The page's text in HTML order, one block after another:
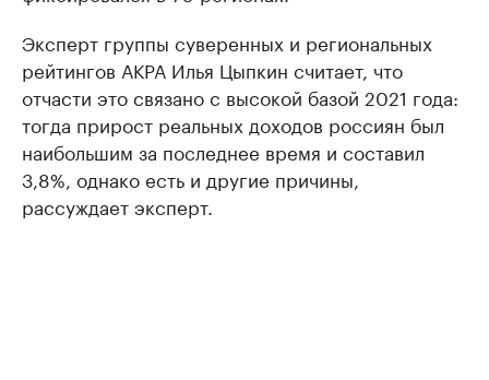
Эксперт группы суверенных и региональных
рейтингов АКРА Илья Цыпкин считает, что
отчасти это связано с высокой базой 2021 года:
тогда прирост реальных доходов россиян был
наибольшим за последнее время и составил
3,8%, однако есть и другие причины,
рассуждает эксперт.